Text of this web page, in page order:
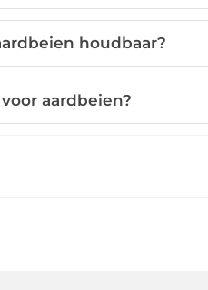
houdbaar?
aardbeien?